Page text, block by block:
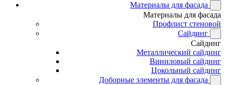
Материалы для фасада
Материалы для фасада
Профлист стеновой
Сайдинг
Сайдинг
Металлический сайдинг
Виниловый сайдинг
Цокольный сайдинг
Доборные элементы для фасада